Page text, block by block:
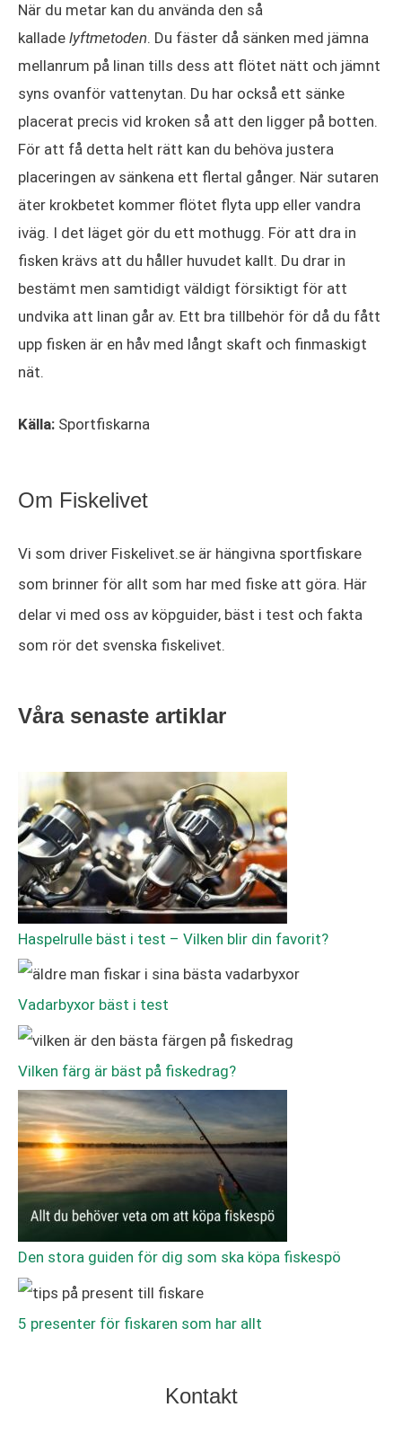
När du metar kan du använda den så
kallade lyftmetoden. Du fäster då sänken med jämna
mellanrum på linan tills dess att flötet nätt och jämnt
syns ovanför vattenytan. Du har också ett sänke
placerat precis vid kroken så att den ligger på botten.
För att få detta helt rätt kan du behöva justera
placeringen av sänkena ett flertal gånger. När sutaren
äter krokbetet kommer flötet flyta upp eller vandra
iväg. I det läget gör du ett mothugg. För att dra in
fisken krävs att du håller huvudet kallt. Du drar in
bestämt men samtidigt väldigt försiktigt för att
undvika att linan går av. Ett bra tillbehör för då du fått
upp fisken är en håv med långt skaft och finmaskigt
nät.
Källa: Sportfiskarna
Om Fiskelivet
Vi som driver Fiskelivet.se är hängivna sportfiskare
som brinner för allt som har med fiske att göra. Här
delar vi med oss av köpguider, bäst i test och fakta
som rör det svenska fiskelivet.
Våra senaste artiklar
Haspelrulle bäst i test – Vilken blir din favorit?
Vadarbyxor bäst i test
Vilken färg är bäst på fiskedrag?
Den stora guiden för dig som ska köpa fiskespö
5 presenter för fiskaren som har allt
Kontakt